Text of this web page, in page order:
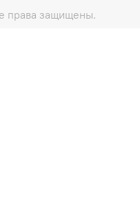
права защищены.